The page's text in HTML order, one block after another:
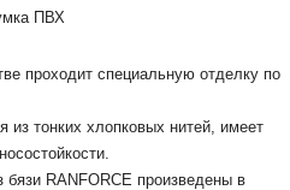
ПВХ
проходит специальную отделку по
из тонких хлопковых нитей, имеет
бязи RАNFORCE произведены в